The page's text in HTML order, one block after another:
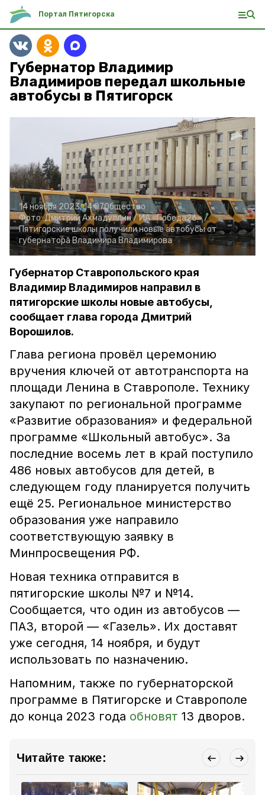
Портал Пятигорска
Губернатор Владимир
Владимиров передал школьные
автобусы в Пятигорск
14 ноября 2023, 14:07Общество
Фото:Дмитрий Ахмадуллин /ИА «Победа26» /
Пятигорские школы получили новые автобусы от
губернатора Владимира Владимирова
Губернатор Ставропольского края
Владимир Владимиров направил в
пятигорские школы новые автобусы,
сообщает глава города Дмитрий
Ворошилов.
Глава региона провёл церемонию
вручения ключей от автотранспорта на
площади Ленина в Ставрополе. Технику
закупают по региональной программе
«Развитие образования» и федеральной
программе «Школьный автобус». За
последние восемь лет в край поступило
486 новых автобусов для детей, в
следующем году планируется получить
ещё 25. Региональное министерство
образования уже направило
соответствующую заявку в
Минпросвещения РФ.
Новая техника отправится в
пятигорские школы №7 и №14.
Сообщается, что один из автобусов —
ПАЗ, второй — «Газель». Их доставят
уже сегодня, 14 ноября, и будут
использовать по назначению.
Напомним, также по губернаторской
программе в Пятигорске и Ставрополе
до конца 2023 года обновят 13 дворов.
Читайте также: